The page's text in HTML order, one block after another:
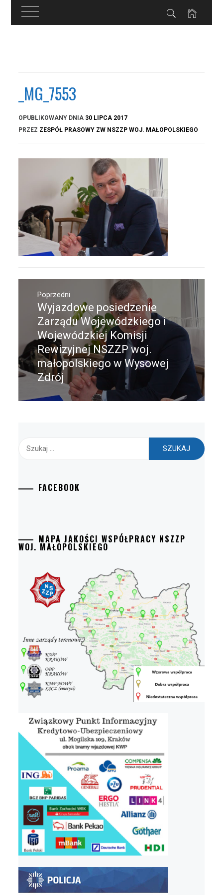
_MG_7553
OPUBLIKOWANY DNIA 30 LIPCA 2017
PRZEZ ZESPÓŁ PRASOWY ZW NSZZP WOJ. MAŁOPOLSKIEGO
Nawigacja
wpisuPoprzedni
Poprzedni
wpis:
Wyjazdowe posiedzenie
Zarządu Wojewódzkiego i
Wojewódzkiej Komisji
Rewizyjnej NSZZP woj.
małopolskiego w Wysowej
Zdrój
FACEBOOK
MAPA JAKOŚCI WSPÓŁPRACY NSZZP
WOJ. MAŁOPOLSKIEGO